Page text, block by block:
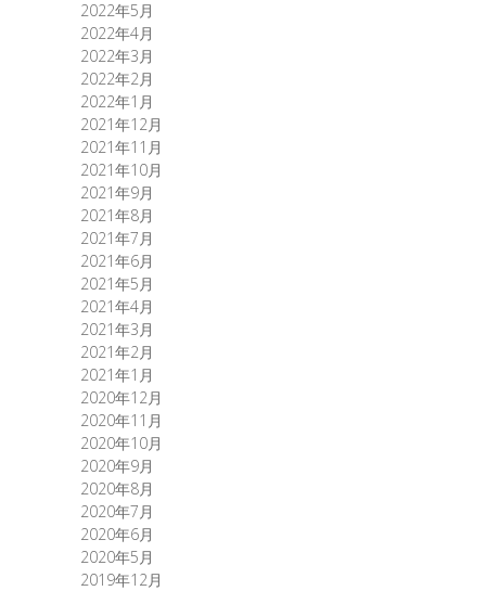
2022年5月
2022年4月
2022年3月
2022年2月
2022年1月
2021年12月
2021年11月
2021年10月
2021年9月
2021年8月
2021年7月
2021年6月
2021年5月
2021年4月
2021年3月
2021年2月
2021年1月
2020年12月
2020年11月
2020年10月
2020年9月
2020年8月
2020年7月
2020年6月
2020年5月
2019年12月